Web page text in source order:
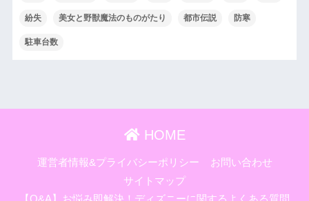
紛失 美女と野獣魔法のものがたり 都市伝説 防寒
駐車台数
HOME
運営者情報&プライバシーポリシー
お問い合わせ
サイトマップ